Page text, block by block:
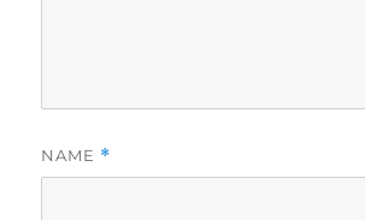
NAME *